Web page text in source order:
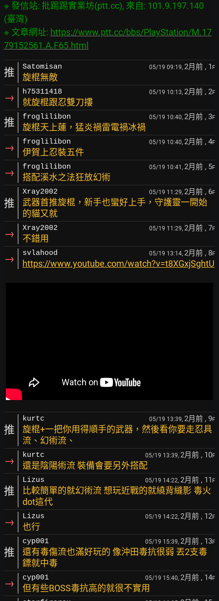
※ 發信站: 批踢踢實業坊(ptt.cc), 來自: 101.9.197.140
(臺灣)
※ 文章網址: https://www.ptt.cc/bbs/PlayStation/M.17
79152561.A.F65.html
推 Satomisan 05/19 09:19, 2月前 , 1 F
旋棍無敵
→ h75311418 05/19 10:13, 2月前 , 2F
就旋棍跟忍雙刀摟
推 froglilibon 05/19 10:40, 2月前 , 3F
旋棍天上蓮，猛炎禍雷電禍冰禍
→ froglilibon 05/19 10:40, 2月前 , 4F
伊賀上忍裝五件
→ froglilibon 05/19 10:41, 2月前 , 5F
搭配溪水之法狂放幻術
推
Xray2002 05/19 11:29, 2月前 , 6F
武器首推旋棍，新手也蠻好上手，守護靈一開始
的貓又就
→ Xray2002 05/19 11:29, 2月前 , 7F
不錯用
→ svlahood 05/19 13:14, 2月前 , 8F
https://www.youtube.com/watch?v=t8XGxjSghtU
推
kurtc 05/19 13:39, 2月前 , 9F
旋棍+一把你用得順手的武器，然後看你要走忍具
流、幻術流、
→ kurtc 05/19 13:39, 2月前 , 10F
還是陰陽術流 裝備會要另外搭配
推
Lizus 05/19 14:22, 2月前 , 11 F
比較簡單的就幻術流 想玩近戰的就繞背縫影 毒火
dot這代
→ Lizus 05/19 14:22, 2月前 , 12F
也行
推
cyp001 05/19 15:39, 2月前 , 13F
還有毒傷流也滿好玩的 像沖田毒抗很弱 丟2支毒
鏢就中毒
→ cyp001 05/19 15:40, 2月前 , 14F
但有些BOSS毒抗高的就很不實用